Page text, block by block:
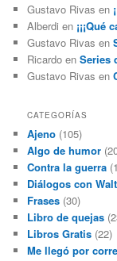
Gustavo Rivas en
Alberdi en
Gustavo Rivas en
Ricardo enSeries
Gustavo Rivas en
CATEGORÍAS
Ajeno (105)
Algo de humor
Contra la guerra
Diálogos con
Frases (30)
Libro de quejas
Libros Gratis (22)
Me llegó por